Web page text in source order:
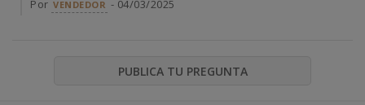
Por VENDEDOR - 04/03/2025
PUBLICA TU PREGUNTA